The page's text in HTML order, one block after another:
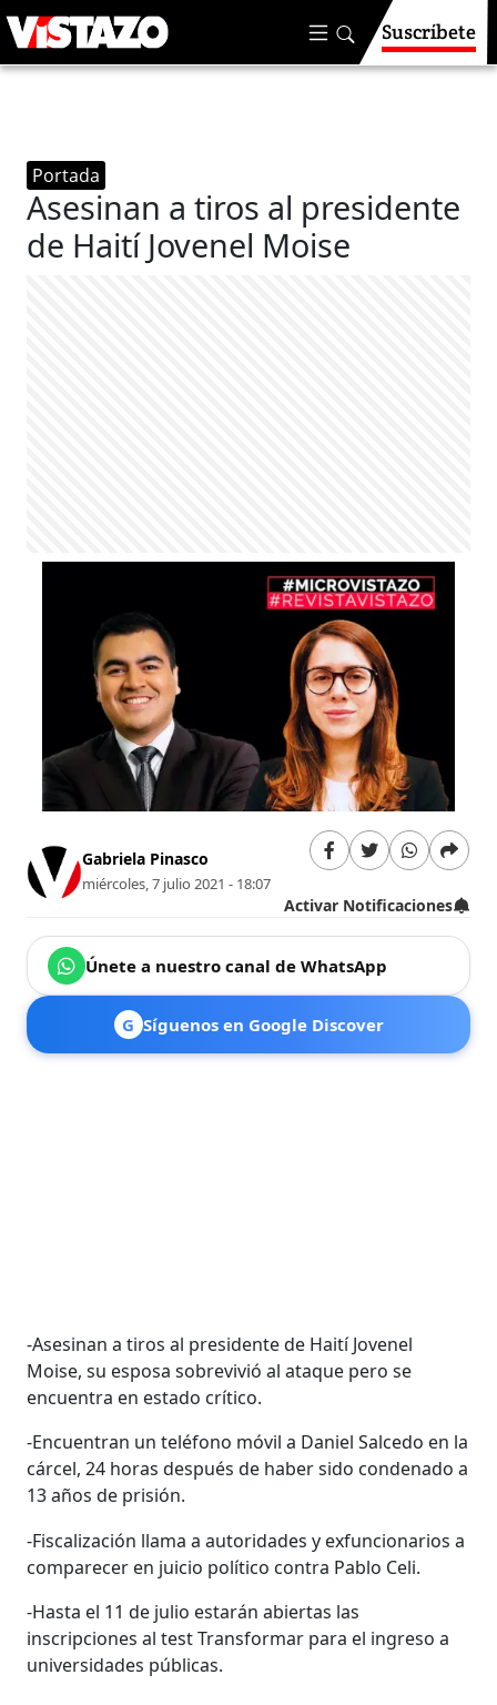
Suscríbete
Portada
Asesinan a tiros al presidente
de Haití Jovenel Moise
Gabriela Pinasco
miércoles, 7 julio 2021 - 18:07
Activar Notificaciones
Únete a nuestro canal de WhatsApp
G Síguenos en Google Discover
-Asesinan a tiros al presidente de Haití Jovenel
Moise, su esposa sobrevivió al ataque pero se
encuentra en estado crítico.
-Encuentran un teléfono móvil a Daniel Salcedo en la
cárcel, 24 horas después de haber sido condenado a
13 años de prisión.
-Fiscalización llama a autoridades y exfuncionarios a
comparecer en juicio político contra Pablo Celi.
-Hasta el 11 de julio estarán abiertas las
inscripciones al test Transformar para el ingreso a
universidades públicas.